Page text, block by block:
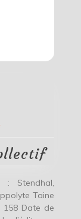
Stendhal,
Taine
158 Date de